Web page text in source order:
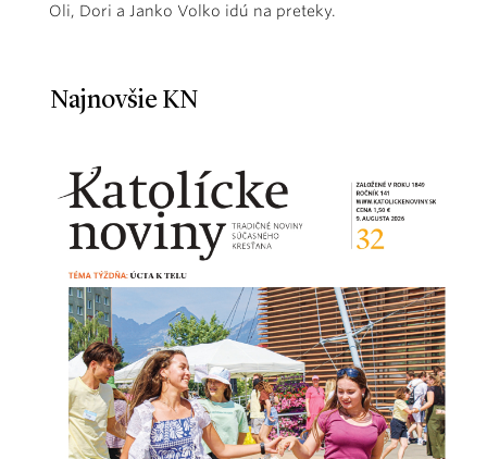
Oli, Dori a Janko Volko idú na preteky.
Najnovšie KN